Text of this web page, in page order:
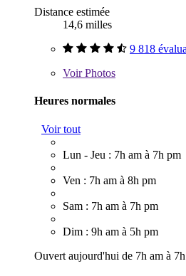
Distance estimée
14,6 milles
9 818
VoirPhotos
Heures normales
Voir tout
Lun - Jeu : 7h am à 7h pm
Ven : 7h am à 8h pm
Sam : 7h am à 7h pm
Dim : 9h am à 5h pm
Ouvert aujourd'hui de 7h am à